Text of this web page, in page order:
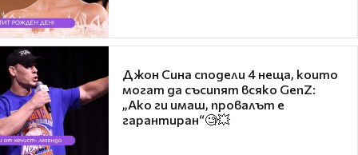
Джон Сина сподели 4 неща, които
могат да съсипят всяко GenZ:
„Ако ги имаш, провалът е
гарантиран“🧐💥